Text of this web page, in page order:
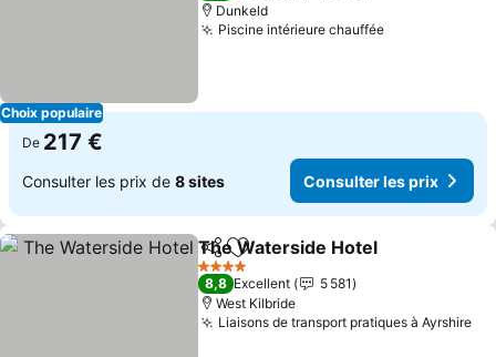
Choix populaire
Dunkeld
Piscine intérieure chaufféeConsulter
De 217 €
Consulter les prix de 8 sites Consulter les prix
PartagerAjouter à mes favoris
The Waterside Hotel
4 Étoiles
8,8 Excellent
5 581
West Kilbride
Liaisons de transport pratiques à Ayrshire